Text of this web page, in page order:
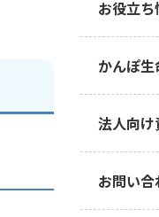
お役立ち
かんぽ
法人向
お問い合